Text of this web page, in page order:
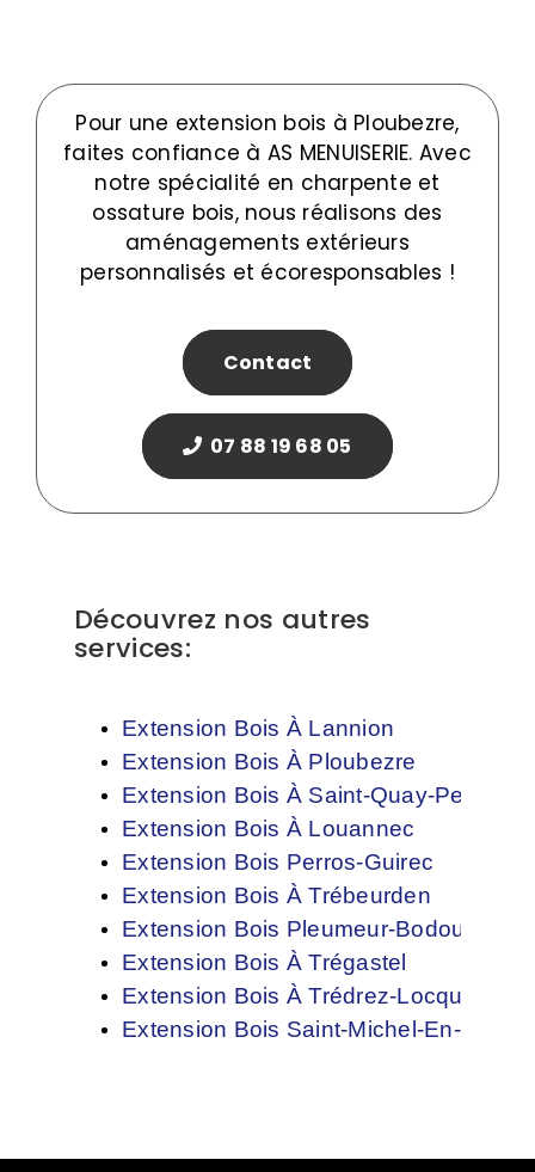
Pour une extension bois à Ploubezre,
faites confiance à AS MENUISERIE. Avec
notre spécialité en charpente et
ossature bois, nous réalisons des
aménagements extérieurs
personnalisés et écoresponsables !
Contact
07 88 19 68 05
Découvrez nos autres
services:
Extension Bois À Lannion
Extension Bois À Ploubezre
Extension Bois À Saint-Quay-Perros
Extension Bois À Louannec
Extension Bois Perros-Guirec
Extension Bois À Trébeurden
Extension Bois Pleumeur-Bodou
Extension Bois À Trégastel
Extension Bois À Trédrez-Locquémeau
Extension Bois Saint-Michel-En-Grève